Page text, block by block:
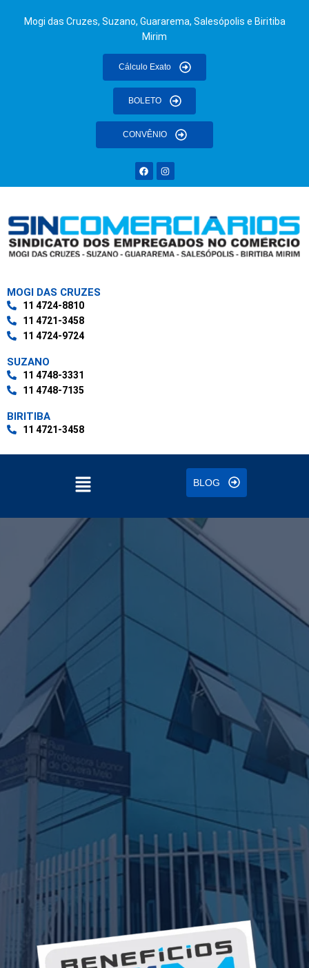
Mogi das Cruzes, Suzano, Guararema, Salesópolis e Biritiba
Mirim
Cálculo Exato
BOLETO
CONVÊNIO
MOGI DAS CRUZES
11 4724-8810
11 4721-3458
11 4724-9724
SUZANO
11 4748-3331
11 4748-7135
BIRITIBA
11 4721-3458
BLOG